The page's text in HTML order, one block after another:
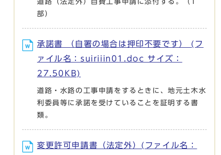
部）
承諾書 （自署の場合は押印不要です） (フ
ァイル名：suiriiin01.doc サイズ：
27.50KB)
道路・水路の工事申請をするときに、地元土木水
利委員等に承諾を受けていることを証明する書
類。
変更許可申請書（法定外）(ファイル名：